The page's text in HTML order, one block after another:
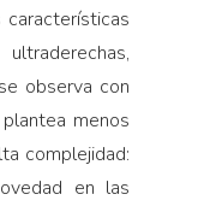
características
observa con
menos
complejidad:
en las